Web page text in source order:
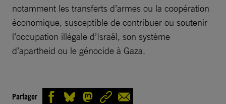
notamment les transferts d’armes ou la coopération
économique, susceptible de contribuer ou soutenir
l’occupation illégale d’Israël, son système
d’apartheid ou le génocide à Gaza.
Partager